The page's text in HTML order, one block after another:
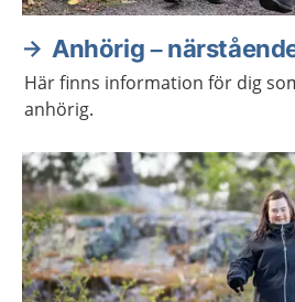
Anhörig –
Här finns information för dig
anhörig.